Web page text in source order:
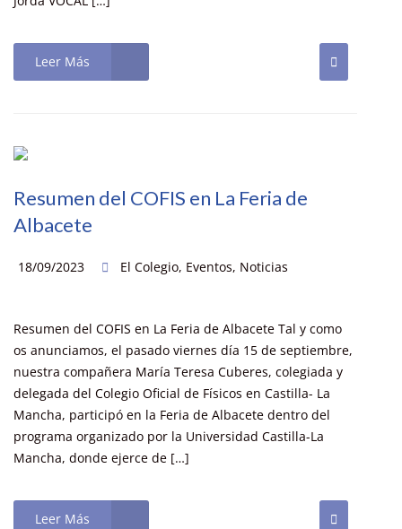
Leer Más
Resumen del COFIS en La Feria de
Albacete
18/09/2023 El Colegio, Eventos, Noticias
Resumen del COFIS en La Feria de Albacete Tal y como
os anunciamos, el pasado viernes día 15 de septiembre,
nuestra compañera María Teresa Cuberes, colegiada y
delegada del Colegio Oficial de Físicos en Castilla- La
Mancha, participó en la Feria de Albacete dentro del
programa organizado por la Universidad Castilla-La
Mancha, donde ejerce de […]
Leer Más